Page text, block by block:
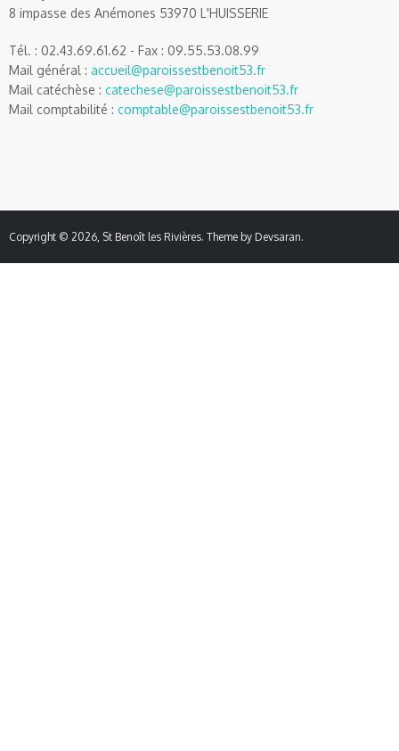
8 impasse des Anémones 53970 L'HUISSERIE
Tél. : 02.43.69.61.62 - Fax : 09.55.53.08.99
Mail général : accueil@paroissestbenoit53.fr
Mail catéchèse : catechese@paroissestbenoit53.fr
Mail comptabilité : comptable@paroissestbenoit53.fr
Copyright © 2026, St Benoît les Rivières. Theme by Devsaran.